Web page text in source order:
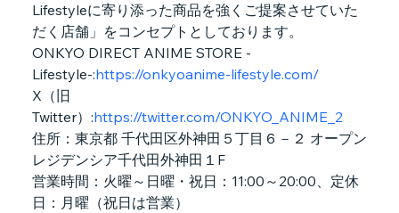
Lifestyleに寄り添った商品を強くご提案させていた
だく店舗」をコンセプトとしております。
ONKYO DIRECT ANIME STORE -
Lifestyle-:https://onkyoanime-lifestyle.com/
X（旧
Twitter）:https://twitter.com/ONKYO_ANIME_2
住所：東京都 千代田区外神田５丁目６－２ オープン
レジデンシア千代田外神田１F
営業時間：火曜～日曜・祝日：11:00～20:00、定休
日：月曜（祝日は営業）